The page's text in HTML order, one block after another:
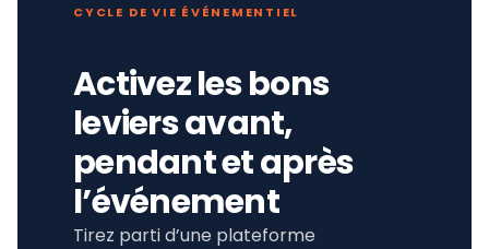
CYCLE DE VIE ÉVÉNEMENTIEL
Activez les bons
leviers avant,
pendant et après
l’événement
Tirez parti d’une plateforme